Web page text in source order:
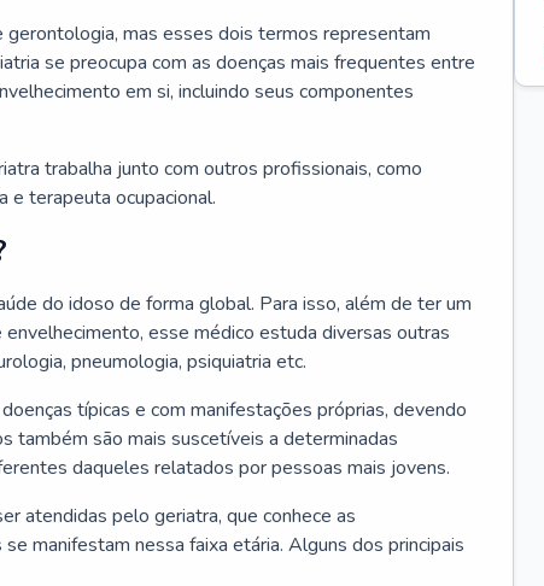
gerontologia, mas esses dois termos representam
se preocupa com as doenças mais frequentes entre
em si, incluindo seus componentes
trabalha junto com outros profissionais, como
e terapeuta ocupacional.
do idoso de forma global. Para isso, além de ter um
esse médico estuda diversas outras
pneumologia, psiquiatria etc.
típicas e com manifestações próprias, devendo
também são mais suscetíveis a determinadas
daqueles relatados por pessoas mais jovens.
atendidas pelo geriatra, que conhece as
manifestam nessa faixa etária. Alguns dos principais